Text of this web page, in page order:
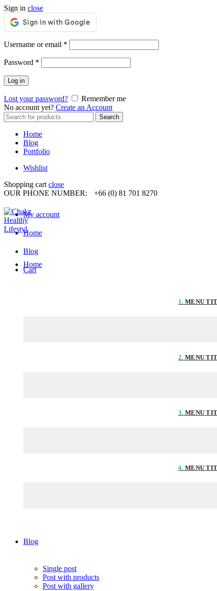
Sign in close
Username or email *
Password *
Log in
Lost your password?
Remember me
No account yet? Create an Account
Search
for:
Search
Home
Blog
Portfolio
Wishlist
Shopping cart close
OUR PHONE NUMBER:
+66 (0) 81 701 8270
My account
Home
Blog
Cart
Home
1. MENU
2. MENU
3. MENU
4. MENU
Blog
Single post
Post with products
Post with gallery